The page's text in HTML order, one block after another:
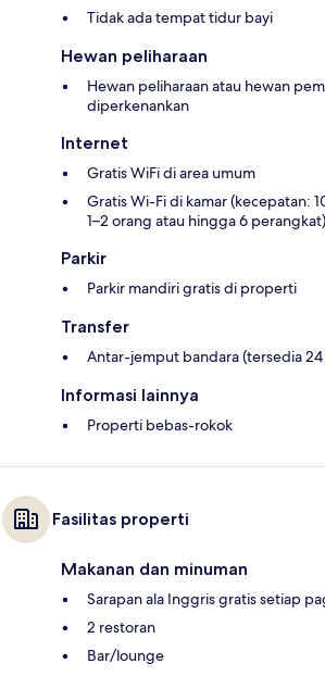
Tidak ada tempat tidur bayi
Hewan peliharaan
Hewan peliharaan atau hewan
diperkenankan
Internet
Gratis WiFi di area umum
Gratis Wi-Fi di kamar (kecepatan:
1–2 orang atau hingga 6
Parkir
Parkir mandiri gratis di properti
Transfer
Antar-jemput bandara (tersedia 24
Informasi lainnya
Properti bebas-rokok
Fasilitas properti
Makanan dan minuman
Sarapan ala Inggris gratis setiap
2 restoran
Bar/lounge